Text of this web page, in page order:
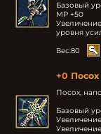
Базовый
MP +50
уровня
Вес:80
+0
Посох,
Базовый